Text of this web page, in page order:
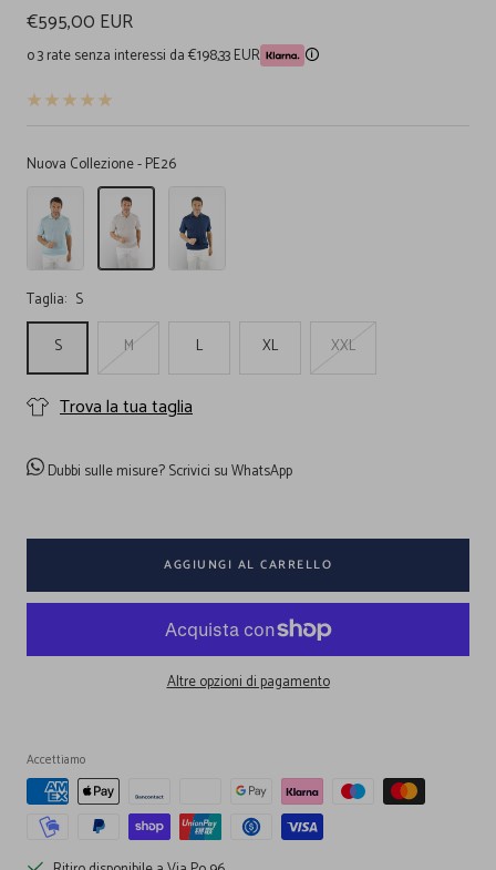
Prezzo
di
€595,00 EUR
o 3 rate senza interessi da €198,33 EUR 🛈
Nuova Collezione - PE26
Polo
Skipper
Lino
Seta
Celeste
Polo
Skipper
Lino
Seta
Polo
Skipper
Lino
Seta
Taglia: S
S
M L XL XXL
Trova la tua taglia
Dubbi sulle misure?Scrivici su WhatsApp
AGGIUNGI AL CARRELLO
Altre opzioni di pagamento
Accettiamo